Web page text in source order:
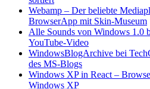
Webamp – Der beliebte
BrowserApp mit Skin-Museum
Alle Sounds von Windows 1.0
YouTube-Video
WindowsBlogArchive bei
des MS-Blogs
Windows XP in React –
Windows XP